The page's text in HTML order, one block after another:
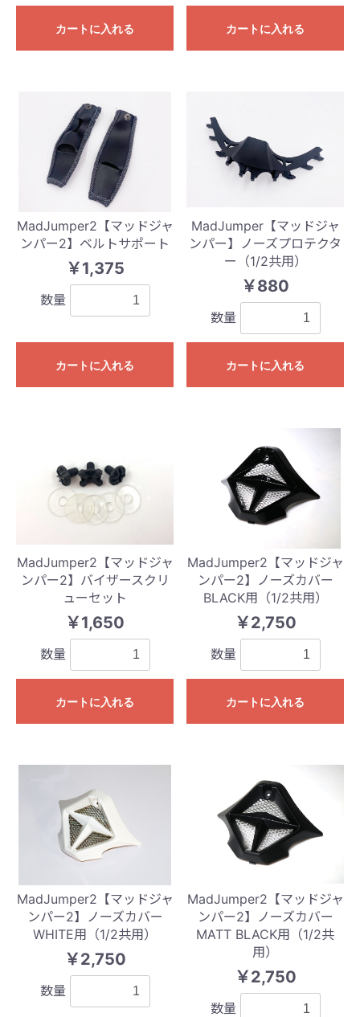
カートに入れる カートに入れる
MadJumper2【マッドジャ
ンパー2】ベルトサポート
￥1,375
数量
カートに入れる
MadJumper【マッドジャ
ンパー】ノーズプロテクタ
ー（1/2共用）
￥880
数量
カートに入れる
MadJumper2【マッドジャ
ンパー2】バイザースクリ
ューセット
￥1,650
数量
カートに入れる
MadJumper2【マッドジャ
ンパー2】ノーズカバー
BLACK用（1/2共用）
￥2,750
数量
カートに入れる
MadJumper2【マッドジャ
ンパー2】ノーズカバー
WHITE用（1/2共用）
￥2,750
数量
MadJumper2【マッドジャ
ンパー2】ノーズカバー
MATT BLACK用（1/2共
用）
￥2,750
数量